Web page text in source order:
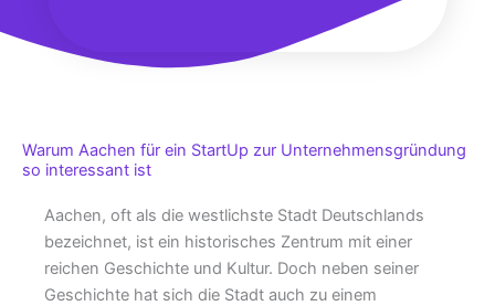
Warum Aachen für ein StartUp zur Unternehmensgründung
so interessant ist
Aachen, oft als die westlichste Stadt Deutschlands
bezeichnet, ist ein historisches Zentrum mit einer
reichen Geschichte und Kultur. Doch neben seiner
Geschichte hat sich die Stadt auch zu einem